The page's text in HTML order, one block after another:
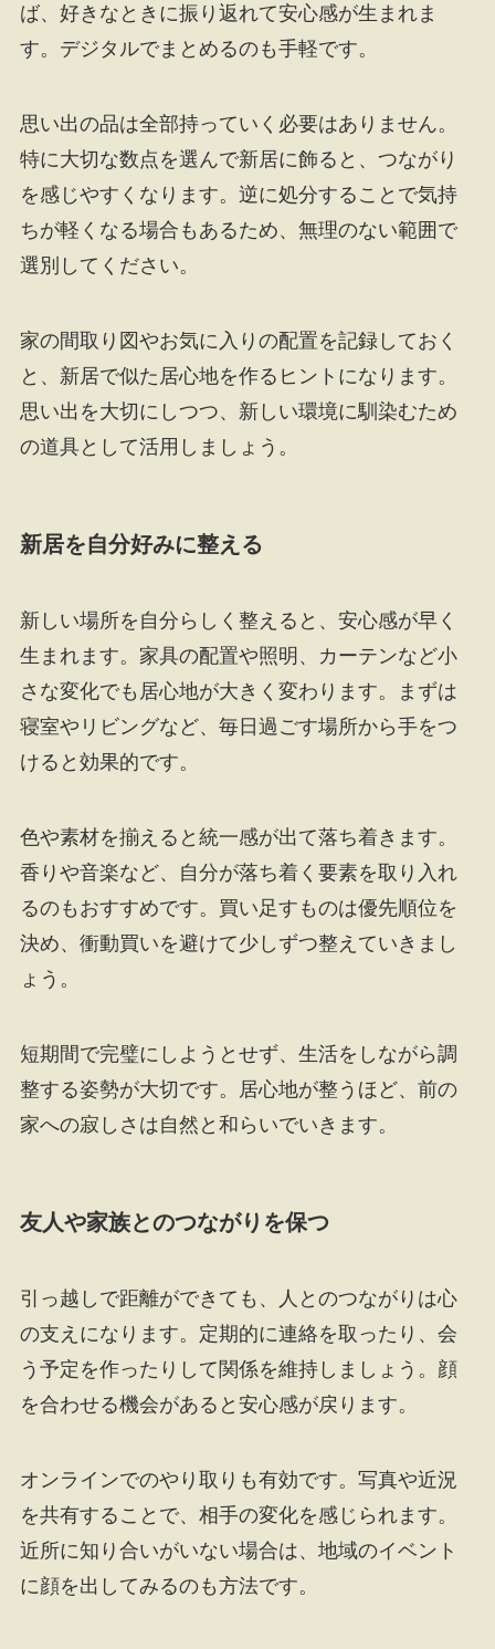
ば、好きなときに振り返れて安心感が生まれま
す。デジタルでまとめるのも手軽です。
思い出の品は全部持っていく必要はありません。
特に大切な数点を選んで新居に飾ると、つながり
を感じやすくなります。逆に処分することで気持
ちが軽くなる場合もあるため、無理のない範囲で
選別してください。
家の間取り図やお気に入りの配置を記録しておく
と、新居で似た居心地を作るヒントになります。
思い出を大切にしつつ、新しい環境に馴染むため
の道具として活用しましょう。
新居を自分好みに整える
新しい場所を自分らしく整えると、安心感が早く
生まれます。家具の配置や照明、カーテンなど小
さな変化でも居心地が大きく変わります。まずは
寝室やリビングなど、毎日過ごす場所から手をつ
けると効果的です。
色や素材を揃えると統一感が出て落ち着きます。
香りや音楽など、自分が落ち着く要素を取り入れ
るのもおすすめです。買い足すものは優先順位を
決め、衝動買いを避けて少しずつ整えていきまし
ょう。
短期間で完璧にしようとせず、生活をしながら調
整する姿勢が大切です。居心地が整うほど、前の
家への寂しさは自然と和らいでいきます。
友人や家族とのつながりを保つ
引っ越しで距離ができても、人とのつながりは心
の支えになります。定期的に連絡を取ったり、会
う予定を作ったりして関係を維持しましょう。顔
を合わせる機会があると安心感が戻ります。
オンラインでのやり取りも有効です。写真や近況
を共有することで、相手の変化を感じられます。
近所に知り合いがいない場合は、地域のイベント
に顔を出してみるのも方法です。